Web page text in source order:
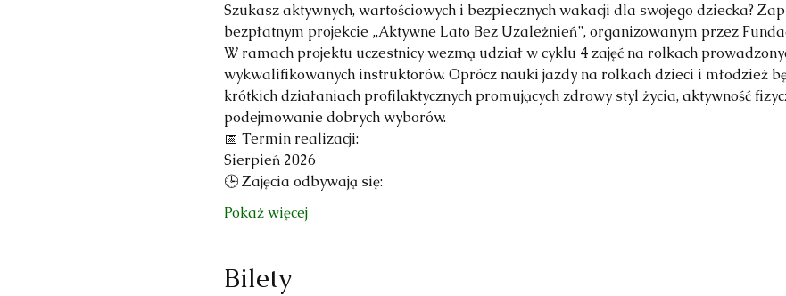
Szukasz aktywnych, wartościowych i bezpiecznych wakacji dla swojego dziecka?
bezpłatnym projekcie „Aktywne Lato Bez Uzależnień”, organizowanym przez
W ramach projektu uczestnicy wezmą udział w cyklu 4 zajęć na rolkach
wykwalifikowanych instruktorów. Oprócz nauki jazdy na rolkach dzieci i młodzież
krótkich działaniach profilaktycznych promujących zdrowy styl życia, aktywność
podejmowanie dobrych wyborów.
📅 Termin realizacji:
Sierpień 2026
🕒 Zajęcia odbywają się:
Pokaż więcej
Bilety